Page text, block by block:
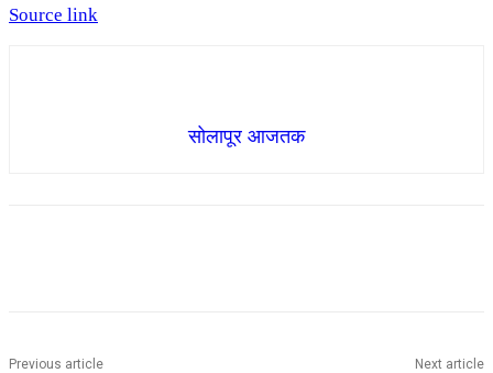
Source link
सोलापूर आजतक
Previous article Next article